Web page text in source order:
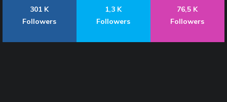
301 K
Followers
1,3 K
Followers
76,5 K
Followers